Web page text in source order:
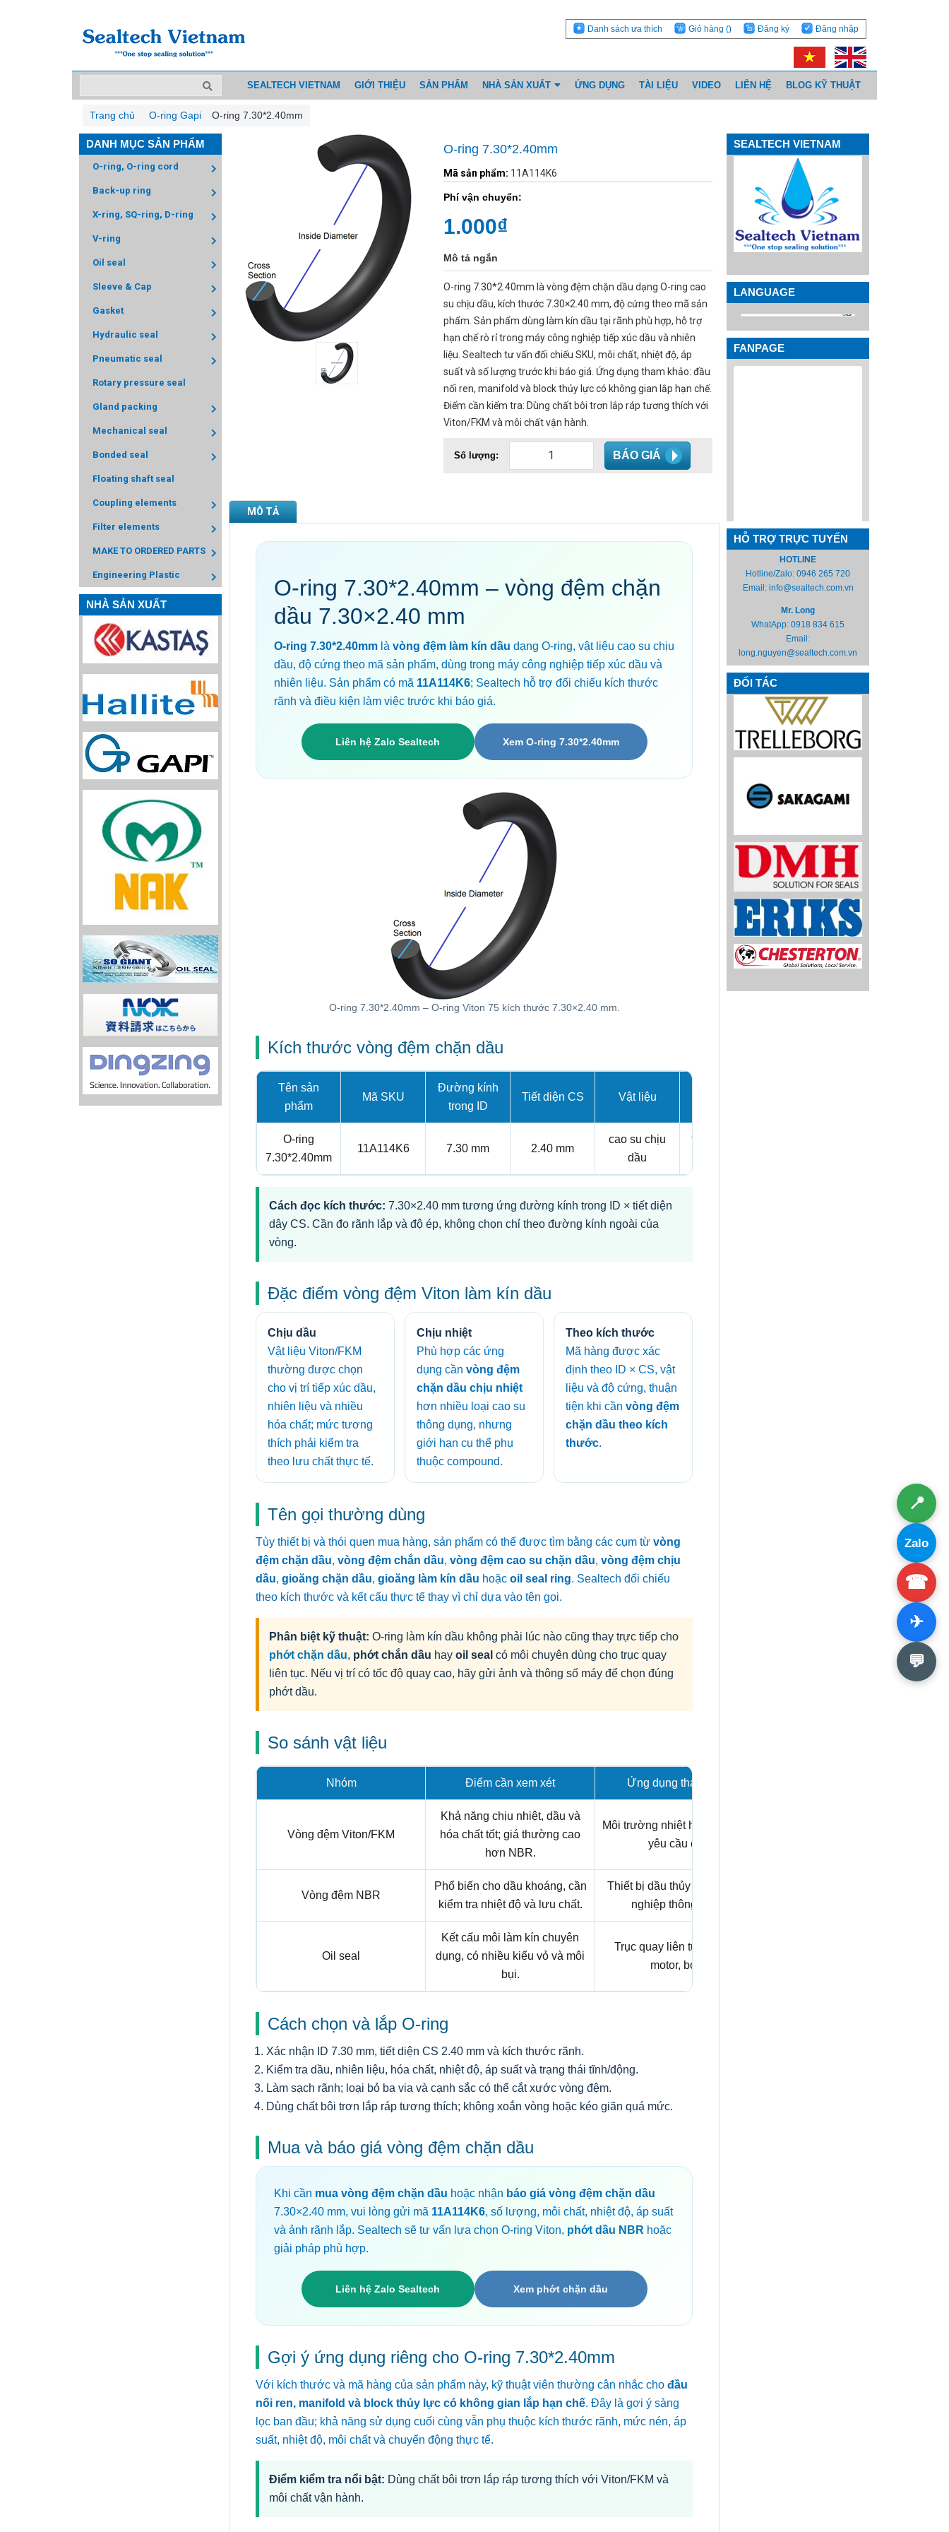
Danh sách ưa thích Giỏ hàng () Đăng ký Đăng nhập
SEALTECH VIETNAM GIỚI THIỆU SẢN PHẨM NHÀ SẢN XUẤT ỨNG DỤNG TÀI LIỆU VIDEO LIÊN HỆ BLOG KỸ THUẬT
Trang chủ O-ring Gapi O-ring 7.30*2.40mm
DANH MỤC SẢN PHẨM
O-ring, O-ring cord
Back-up ring
X-ring, SQ-ring, D-ring
V-ring
Oil seal
Sleeve & Cap
Gasket
Hydraulic seal
Pneumatic seal
Rotary pressure seal
Gland packing
Mechanical seal
Bonded seal
Floating shaft seal
Coupling elements
Filter elements
MAKE TO ORDERED PARTS
Engineering Plastic
NHÀ SẢN XUẤT
O-ring 7.30*2.40mm
Mã sản phẩm: 11A114K6
Phí vận chuyển:
1.000₫
Mô tả ngắn
O-ring 7.30*2.40mm là vòng đệm chặn dầu dạng O-ring cao
su chịu dầu, kích thước 7.30×2.40 mm, độ cứng theo mã sản
phẩm. Sản phẩm dùng làm kín dầu tại rãnh phù hợp, hỗ trợ
hạn chế rò rỉ trong máy công nghiệp tiếp xúc dầu và nhiên
liệu. Sealtech tư vấn đối chiếu SKU, môi chất, nhiệt độ, áp
suất và số lượng trước khi báo giá. Ứng dụng tham khảo: đầu
nối ren, manifold và block thủy lực có không gian lắp hạn chế.
Điểm cần kiểm tra: Dùng chất bôi trơn lắp ráp tương thích với
Viton/FKM và môi chất vận hành.
Số lượng: BÁO GIÁ
MÔ TẢ
O-ring 7.30*2.40mm – vòng đệm chặn
dầu 7.30×2.40 mm
O-ring 7.30*2.40mm là vòng đệm làm kín dầu dạng O-ring, vật liệu cao su chịu
dầu, độ cứng theo mã sản phẩm, dùng trong máy công nghiệp tiếp xúc dầu và
nhiên liệu. Sản phẩm có mã 11A114K6; Sealtech hỗ trợ đối chiếu kích thước
rãnh và điều kiện làm việc trước khi báo giá.
Liên hệ Zalo Sealtech Xem O-ring 7.30*2.40mm
O-ring 7.30*2.40mm – O-ring Viton 75 kích thước 7.30×2.40 mm.
Kích thước vòng đệm chặn dầu
Tên sản
phẩm
Mã SKU
Đường kính
trong ID
Tiết diện CS Vật liệu
O-ring
7.30*2.40mm
11A114K6 7.30 mm 2.40 mm
cao su chịu
dầu
theo mã sản
Cách đọc kích thước: 7.30×2.40 mm tương ứng đường kính trong ID × tiết diện
dây CS. Cần đo rãnh lắp và độ ép, không chọn chỉ theo đường kính ngoài của
vòng.
Đặc điểm vòng đệm Viton làm kín dầu
Chịu dầu
Vật liệu Viton/FKM
thường được chọn
cho vị trí tiếp xúc dầu,
nhiên liệu và nhiều
hóa chất; mức tương
thích phải kiểm tra
theo lưu chất thực tế.
Chịu nhiệt
Phù hợp các ứng
dụng cần vòng đệm
chặn dầu chịu nhiệt
hơn nhiều loại cao su
thông dụng, nhưng
giới hạn cụ thể phụ
thuộc compound.
Theo kích thước
Mã hàng được xác
định theo ID × CS, vật
liệu và độ cứng, thuận
tiện khi cần vòng đệm
chặn dầu theo kích
thước.
Tên gọi thường dùng
Tùy thiết bị và thói quen mua hàng, sản phẩm có thể được tìm bằng các cụm từ vòng
đệm chặn dầu, vòng đệm chắn dầu, vòng đệm cao su chặn dầu, vòng đệm chịu
dầu, gioăng chặn dầu, gioăng làm kín dầu hoặc oil seal ring. Sealtech đối chiếu
theo kích thước và kết cấu thực tế thay vì chỉ dựa vào tên gọi.
Phân biệt kỹ thuật: O-ring làm kín dầu không phải lúc nào cũng thay trực tiếp cho
phớt chặn dầu, phớt chắn dầu hay oil seal có môi chuyên dùng cho trục quay
liên tục. Nếu vị trí có tốc độ quay cao, hãy gửi ảnh và thông số máy để chọn đúng
phớt dầu.
So sánh vật liệu
Nhóm Điểm cần xem xét Ứng dụng tham khảo
Vòng đệm Viton/FKM
Khả năng chịu nhiệt, dầu và
hóa chất tốt; giá thường cao
hơn NBR.
Môi trường nhiệt hoặc lưu chất
yêu cầu cao.
Vòng đệm NBR
Phổ biến cho dầu khoáng, cần
kiểm tra nhiệt độ và lưu chất.
Thiết bị dầu thủy lực và công
nghiệp thông dụng.
Oil seal
Kết cấu môi làm kín chuyên
dụng, có nhiều kiểu vỏ và môi
bụi.
Trục quay liên tục, hộp số,
motor, bơm.
Cách chọn và lắp O-ring
Xác nhận ID 7.30 mm, tiết diện CS 2.40 mm và kích thước rãnh.
Kiểm tra dầu, nhiên liệu, hóa chất, nhiệt độ, áp suất và trạng thái tĩnh/động.
Làm sạch rãnh; loại bỏ ba via và cạnh sắc có thể cắt xước vòng đệm.
Dùng chất bôi trơn lắp ráp tương thích; không xoắn vòng hoặc kéo giãn quá mức.
Mua và báo giá vòng đệm chặn dầu
Khi cần mua vòng đệm chặn dầu hoặc nhận báo giá vòng đệm chặn dầu
7.30×2.40 mm, vui lòng gửi mã 11A114K6, số lượng, môi chất, nhiệt độ, áp suất
và ảnh rãnh lắp. Sealtech sẽ tư vấn lựa chọn O-ring Viton, phớt dầu NBR hoặc
giải pháp phù hợp.
Liên hệ Zalo Sealtech Xem phớt chặn dầu
Gợi ý ứng dụng riêng cho O-ring 7.30*2.40mm
Với kích thước và mã hàng của sản phẩm này, kỹ thuật viên thường cân nhắc cho đầu
nối ren, manifold và block thủy lực có không gian lắp hạn chế. Đây là gợi ý sàng
lọc ban đầu; khả năng sử dụng cuối cùng vẫn phụ thuộc kích thước rãnh, mức nén, áp
suất, nhiệt độ, môi chất và chuyển động thực tế.
Điểm kiểm tra nổi bật: Dùng chất bôi trơn lắp ráp tương thích với Viton/FKM và
môi chất vận hành.
SEALTECH VIETNAM
LANGUAGE
FANPAGE
HỖ TRỢ TRỰC TUYẾN
HOTLINE
Hotline/Zalo: 0946 265 720
Email: info@sealtech.com.vn
Mr. Long
WhatApp: 0918 834 615
Email:
long.nguyen@sealtech.com.vn
ĐỐI TÁC
📍
Zalo
☎
✈
💬